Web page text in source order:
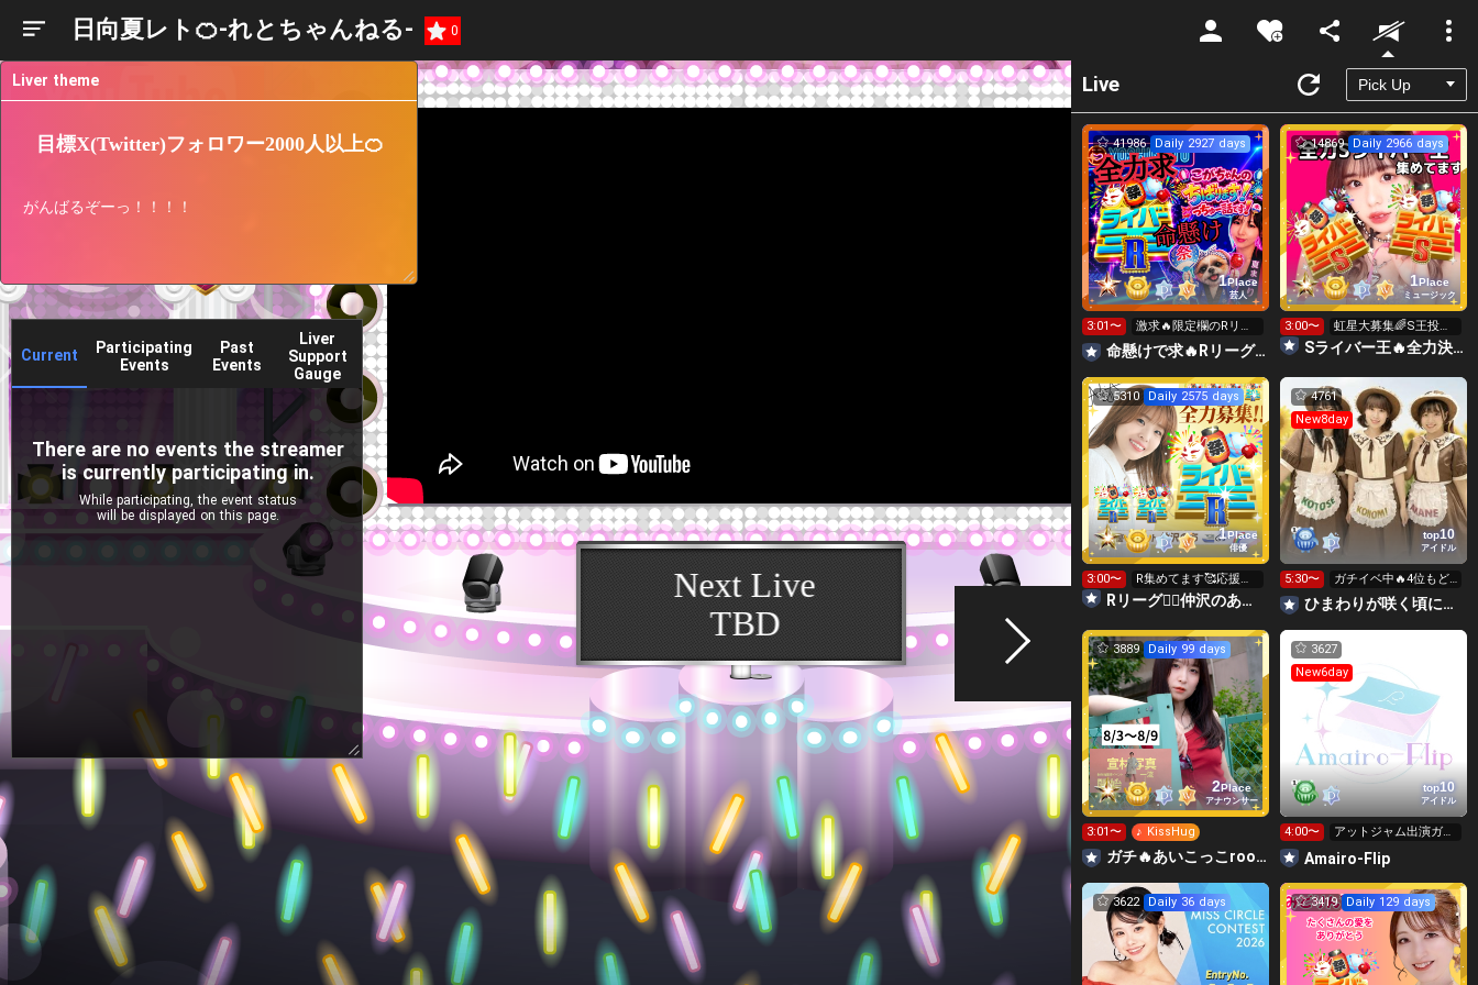
日向夏レト🍊-れとちゃんねる- 0
Unmute
Current
Participating
Events
Past
Events
Liver
Support
Gauge
There are no events the streamer
is currently participating in.
While participating, the event status
will be displayed on this page.
Liver theme
目標X(Twitter)フォロワー2000人以上🍊
がんばるぞーっ！！！！
Live
1Place
芸人
41986 Daily 2927 days
3:01〜
激求🔥限定欄のRリー
グ👑全力ポイント勝負
日🔥
命懸けで求🔥Rリーグ👑夏祭実行委員長🎆こがちゃんのちばります
1Place
ミュージック
14869 Daily 2966 days
3:00〜
虹星大募集🌈S王投げ
れます👑👑👑
Sライバー王🔥全力決勝🗽🌈Annnnnaの空⛱
1Place
俳優
5310 Daily 2575 days
3:00〜
R集めてます🥰応援し
て貰えたら嬉しいで Rリーグ❤️‍🔥仲沢のあ⛴໒꒱· ﾟ🌈
top10
アイドル
4761
New8day
5:30〜
ガチイベ中🔥4位もど
りたい！！！
ひまわりが咲く頃に🌻@JAM出演イベント中‼️
2Place
アナウンサー
3889 Daily 99 days
3:01〜 ♪ KissHug
ガチ🔥あいこっこroom🐥🌱あいこ
top10
アイドル
3627
New6day
4:00〜
アットジャム出演ガチ
イベ🔥
Amairo-Flip
3622 Daily 36 days 3419 Daily 129 days